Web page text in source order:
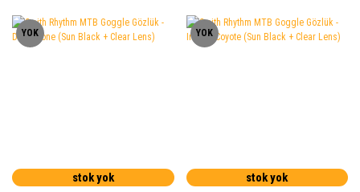
YOK
stok yok
YOK
stok yok